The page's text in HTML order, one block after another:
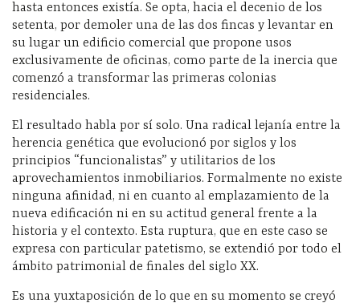
hasta entonces existía. Se opta, hacia el decenio de los
setenta, por demoler una de las dos fincas y levantar en
su lugar un edificio comercial que propone usos
exclusivamente de oficinas, como parte de la inercia que
comenzó a transformar las primeras colonias
residenciales.
El resultado habla por sí solo. Una radical lejanía entre la
herencia genética que evolucionó por siglos y los
principios “funcionalistas” y utilitarios de los
aprovechamientos inmobiliarios. Formalmente no existe
ninguna afinidad, ni en cuanto al emplazamiento de la
nueva edificación ni en su actitud general frente a la
historia y el contexto. Esta ruptura, que en este caso se
expresa con particular patetismo, se extendió por todo el
ámbito patrimonial de finales del siglo XX.
Es una yuxtaposición de lo que en su momento se creyó